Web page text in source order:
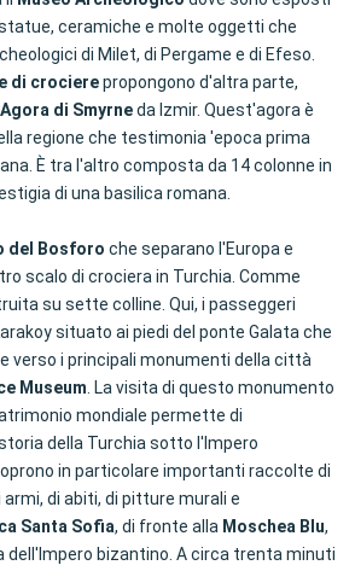
ceramiche e molte oggetti che
di Milet, di Pergame e di Efeso.
di crocierepropongono d'altra parte,
Agora di Smyrneda Izmir. Quest'agora è
regione che testimonia 'epoca prima
È tra l'altro composta da 14 colonne in
di una basilica romana.
del Bosforo che separano l'Europa e
scalo di crociera in Turchia. Comme
su sette colline. Qui, i passeggeri
situato ai piedi del ponte Galata che
verso i principali monumenti della città
Museum. La visita di questo monumento
mondiale permette di
della Turchia sotto l'Impero
in particolare importanti raccolte di
di abiti, di pitture murali e
Santa Sofia, di fronte alla Moschea Blu,
bizantino. A circa trenta minuti